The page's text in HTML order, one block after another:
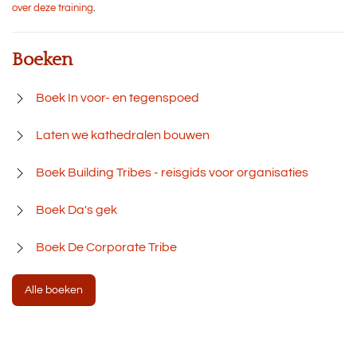
over deze training.
Boeken
Boek In voor- en tegenspoed
Laten we kathedralen bouwen
Boek Building Tribes - reisgids voor organisaties
Boek Da's gek
Boek De Corporate Tribe
Alle boeken